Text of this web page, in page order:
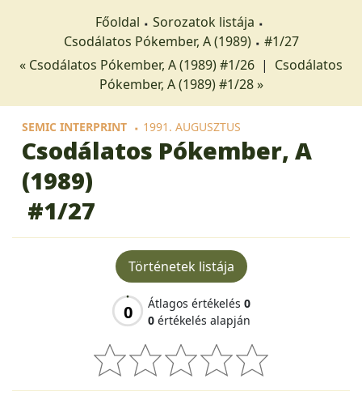
Főoldal
Sorozatok listája
Csodálatos Pókember, A (1989)
#1/27
« Csodálatos Pókember, A (1989) #1/26 | Csodálatos
Pókember, A (1989) #1/28 »
SEMIC INTERPRINT 1991. AUGUSZTUS
Csodálatos Pókember, A
(1989)
#1/27
Történetek listája
0 Átlagos értékelés 0
0 értékelés alapján